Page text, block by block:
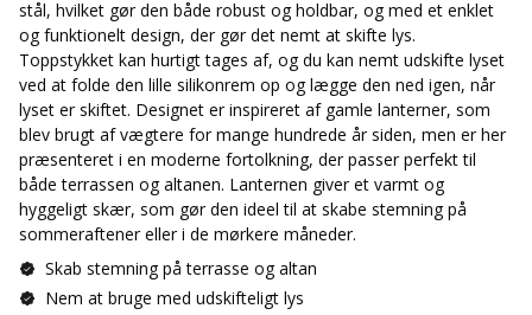
stål, hvilket gør den både robust og holdbar, og med et enklet
og funktionelt design, der gør det nemt at skifte lys.
Toppstykket kan hurtigt tages af, og du kan nemt udskifte lyset
ved at folde den lille silikonrem op og lægge den ned igen, når
lyset er skiftet. Designet er inspireret af gamle lanterner, som
blev brugt af vægtere for mange hundrede år siden, men er her
præsenteret i en moderne fortolkning, der passer perfekt til
både terrassen og altanen. Lanternen giver et varmt og
hyggeligt skær, som gør den ideel til at skabe stemning på
sommeraftener eller i de mørkere måneder.
Skab stemning på terrasse og altan
Nem at bruge med udskifteligt lys